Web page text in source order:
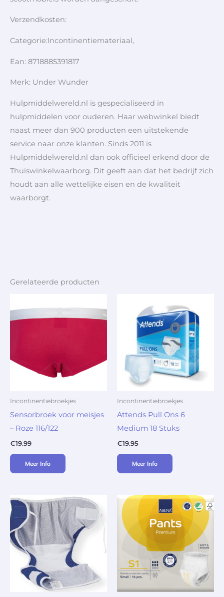
Verzendkosten:
Categorie:Incontinentiemateriaal,
Ean: 8718885391817
Merk: Under Wunder
Hulpmiddelwereld.nl is gespecialiseerd in
hulpmiddelen voor ouderen. Haar webwinkel biedt
naast meer dan 900 producten een uitstekende
service naar onze klanten. Sinds 2011 is
Hulpmiddelwereld.nl dan ook officieel erkend door de
Thuiswinkelwaarborg. Dit geeft aan dat het bedrijf zich
houdt aan alle wettelijke eisen en de kwaliteit
waarborgt.
Gerelateerde producten
Incontinentiebroekjes
Sensorbroek voor meisjes
– Roze 116/122
€19.99
Meer Info
Incontinentiebroekjes
Attends Pull Ons 6
Medium 18 Stuks
€19.95
Meer Info